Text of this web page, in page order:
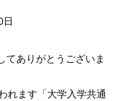
てありがとうございま
れます「大学入学共通